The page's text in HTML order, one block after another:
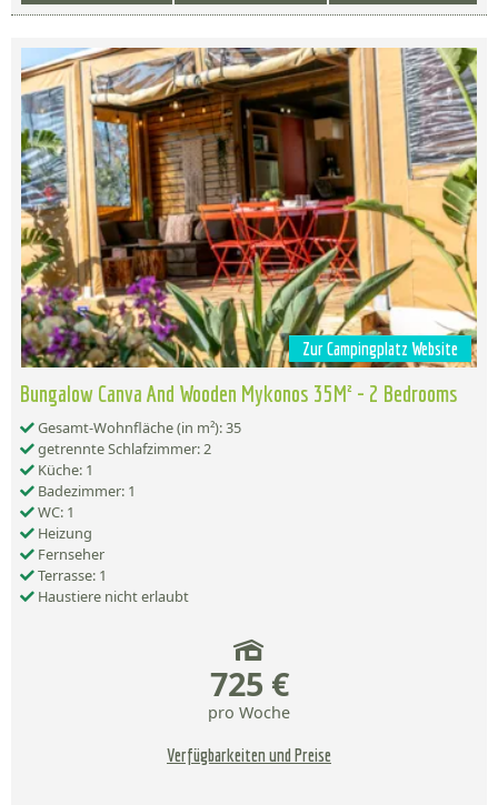
Zur Campingplatz Website
Bungalow Canva And Wooden Mykonos 35M² - 2 Bedrooms
Gesamt-Wohnfläche (in m²): 35
getrennte Schlafzimmer: 2
Küche: 1
Badezimmer: 1
WC: 1
Heizung
Fernseher
Terrasse: 1
Haustiere nicht erlaubt
725 €
pro Woche
Verfügbarkeiten und Preise